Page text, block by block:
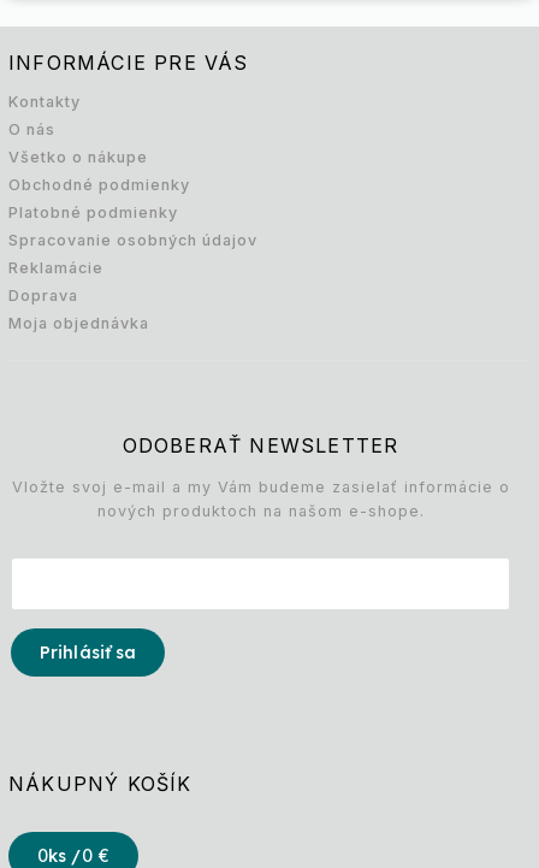
INFORMÁCIE PRE VÁS
Kontakty
O nás
Všetko o nákupe
Obchodné podmienky
Platobné podmienky
Spracovanie osobných údajov
Reklamácie
Doprava
Moja objednávka
ODOBERAŤ NEWSLETTER
Vložte svoj e-mail a my Vám budeme zasielať informácie o
nových produktoch na našom e-shope.
Prihlásiť sa
NÁKUPNÝ KOŠÍK
0ks /0 €